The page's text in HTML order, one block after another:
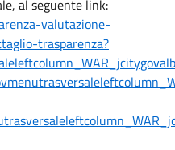
al seguente link:
valutazione-
trasparenza?